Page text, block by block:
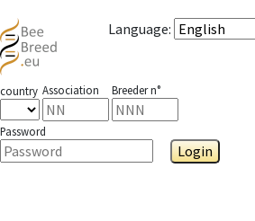
Language:
country Association Breeder n°
Password
Login